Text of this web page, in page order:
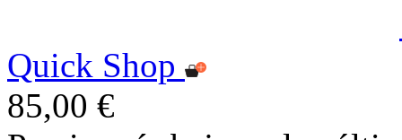
Quick Shop
85,00 €